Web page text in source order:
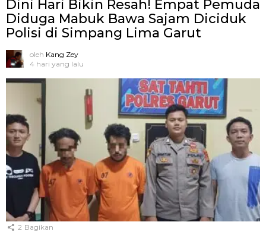
Dini Hari Bikin Resah! Empat Pemuda
Diduga Mabuk Bawa Sajam Diciduk
Polisi di Simpang Lima Garut
oleh Kang Zey
4 hari yang lalu
2 Bagikan